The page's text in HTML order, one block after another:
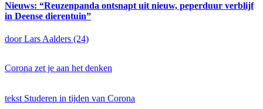
Nieuws: “Reuzenpanda ontsnapt uit nieuw, peperduur verblijf
in Deense dierentuin”
door Lars Aalders (24)
Corona zet je aan het denken
tekst Studeren in tijden van Corona